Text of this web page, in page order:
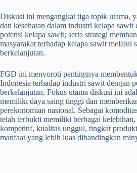
Diskusi ini mengangkat tiga topik utama,
dan kesehatan dalam industri kelapa sawit
potensi kelapa sawit; serta strategi
masyarakat terhadap kelapa sawit melalui
berkelanjutan.
FGD ini menyoroti pentingnya
Indonesia terhadap industri sawit dengan
berkelanjutan. Fokus utama diskusi ini
memiliki daya saing tinggi dan
perekonomian nasional. Sebagai
telah terbukti memiliki berbagai
kompetitif, kualitas unggul, tingkat
manfaat yang lebih luas dibandingkan